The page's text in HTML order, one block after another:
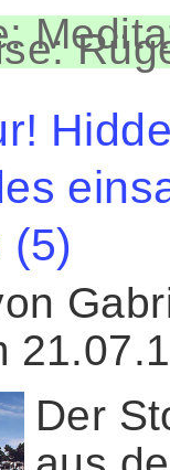
(5)
Der